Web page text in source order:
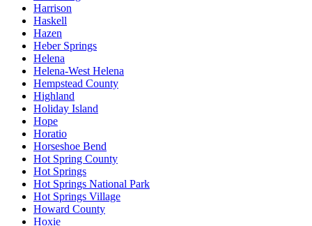
Harrison
Haskell
Hazen
Heber Springs
Helena
Helena-West Helena
Hempstead County
Highland
Holiday Island
Hope
Horatio
Horseshoe Bend
Hot Spring County
Hot Springs
Hot Springs National Park
Hot Springs Village
Howard County
Hoxie